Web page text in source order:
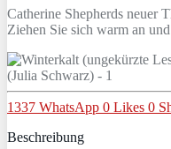
Catherine Shepherds neuer
Ziehen Sie sich warm an
1337 WhatsApp 0 Likes 0
Beschreibung